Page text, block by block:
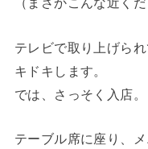
テレビで取り上げら
キドキします。
では、さっそく入店。
テーブル席に座り、